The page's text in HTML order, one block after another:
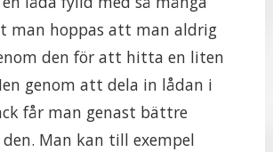
man hoppas att man aldrig
den för att hitta en liten
genom att dela in lådan i
får man genast bättre
Man kan till exempel